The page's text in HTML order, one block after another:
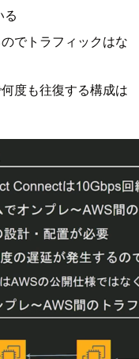
る
でトラフィックはな
度も往復する構成は